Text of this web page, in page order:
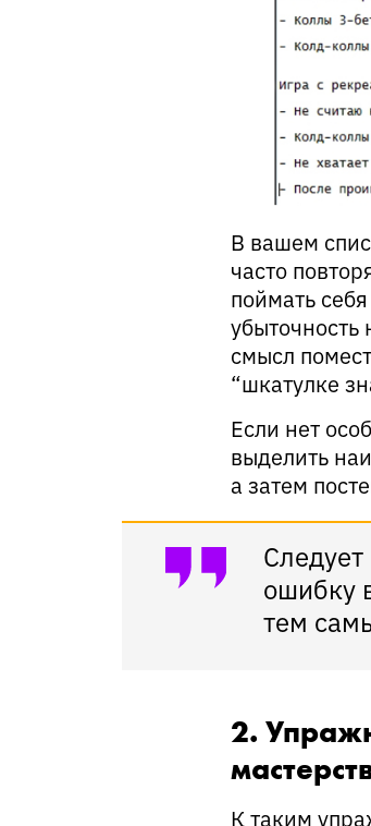
В вашем
часто
поймать
убыточность
смысл
“шкатулке
Если нет
выделить
а затем
ошибку
тем
2.
К таким